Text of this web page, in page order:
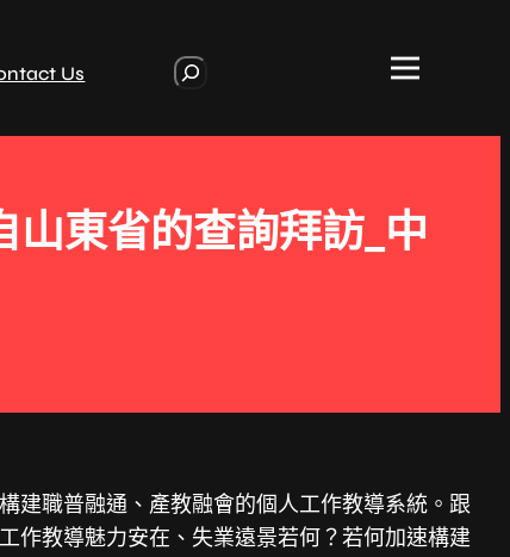
Us
r
東省的查詢拜訪_中
建職普融通、產教融會的個人工作教導系統。跟
作教導魅力安在、失業遠景若何？若何加速構建